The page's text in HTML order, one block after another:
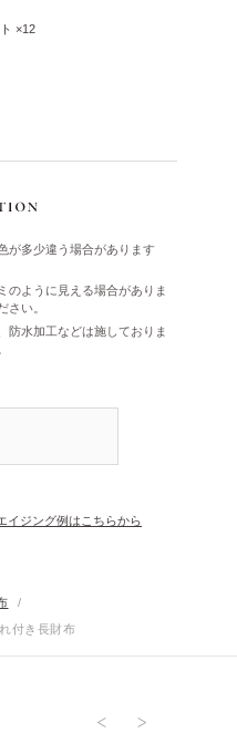
×12
多少違う場合があります
ように見える場合がありま
さい。
水加工などは施しておりま
イジング例はこちらから
/
付き長財布